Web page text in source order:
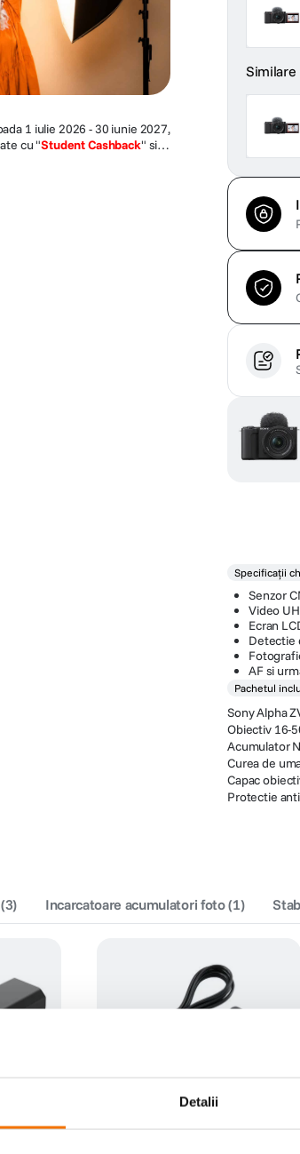
Detalii
1 iulie 2026 - 30 iunie 2027,
cu "Student Cashback" si
Sony, cum ar fi
Similare
Specificații
Senzor
Video
Ecran
Detectie
AF si
Pachetul
Sony Alpha
Obiectiv 16-
Acumulator
Curea de
Capac
Protectie
(3) Incarcatoare acumulatori foto(1)